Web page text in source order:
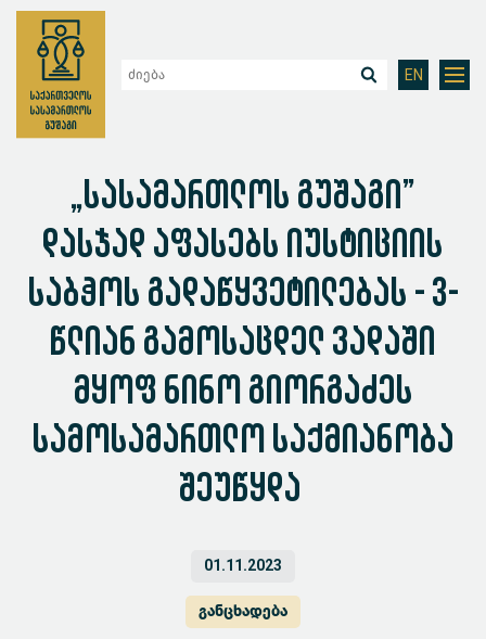
EN
„სასამართლოს გუშაგი”
დასჯად აფასებს იუსტიციის
საბჭოს გადაწყვეტილებას - 3-
წლიან გამოსაცდელ ვადაში
მყოფ ნინო გიორგაძეს
სამოსამართლო საქმიანობა
შეუწყდა
01.11.2023
განცხადება